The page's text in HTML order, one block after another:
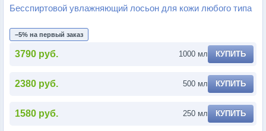
Бесспиртовой увлажняющий лосьон для кожи любого типа
−5% на первый заказ
3790 руб. 1000 мл КУПИТЬ
2380 руб. 500 мл КУПИТЬ
1580 руб. 250 мл КУПИТЬ